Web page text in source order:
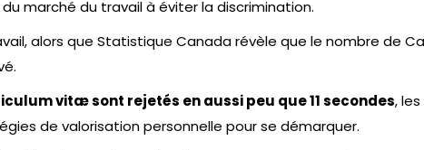
marché du travail à éviter la discrimination.
alors que Statistique Canada révèle que le nombre de
vitæ sont rejetés en aussi peu que 11 secondes,
de valorisation personnelle pour se démarquer.